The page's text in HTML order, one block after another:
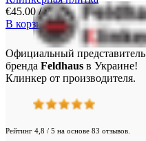
€45.00/ м²
В корзину
Официальный представитель
бренда Feldhaus в Украине!
Клинкер от производителя.
Рейтинг 4,8 / 5 на основе 83 отзывов.